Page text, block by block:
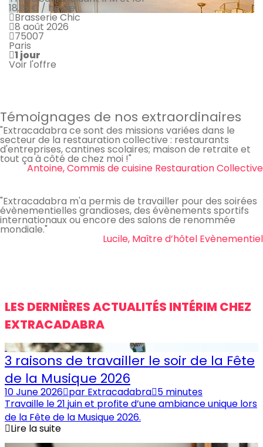
18.15 € / heure
Brasserie Chic
8 août 2026
75007
Paris
1 jour
Voir l'offre
Témoignages de nos extraordinaires
"Extracadabra ce sont des missions variées dans le
secteur de la restauration collective : restaurants
d'entreprises, cantines scolaires; maison de retraite et
tout ça à côté de chez moi !"
Antoine, Commis de cuisine Restauration Collective
"Extracadabra m'a permis de travailler pour des soirées
évènementielles grandioses, des évènements sportifs
internationaux ou encore des salons de renommée
mondiale."
Lucile, Maître d’hôtel Evènementiel
LES DERNIÈRES ACTUALITÉS INTÉRIM CHEZ
EXTRACADABRA
3 raisons de travailler le soir de la Fête
de la Musique 2026
10 June 2026 par Extracadabra 5 minutes
Travaille le 21 juin et profite d’une ambiance unique lors
de la Fête de la Musique 2026.
Lire la suite